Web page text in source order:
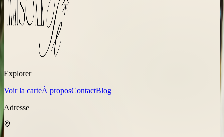
Explorer
Voir la carteÀ proposContactBlog
Adresse